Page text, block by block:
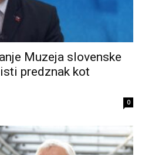
Muzeja slovenske
predznak kot
0